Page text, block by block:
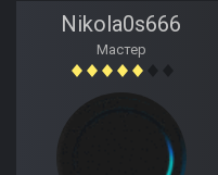
Nikola0s666
Мастер